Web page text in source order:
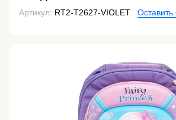
Артикул: RT2-T2627-VIOLET Оставить